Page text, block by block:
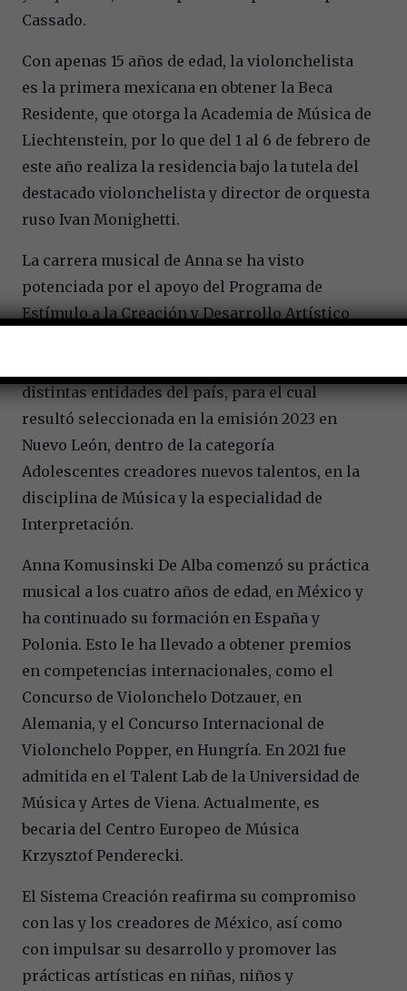
Cassado.
Con apenas 15 años de edad, la violonchelista
es la primera mexicana en obtener la Beca
Residente, que otorga la Academia de Música de
Liechtenstein, por lo que del 1 al 6 de febrero de
este año realiza la residencia bajo la tutela del
destacado violonchelista y director de orquesta
ruso Ivan Monighetti.
La carrera musical de Anna se ha visto
potenciada por el apoyo del Programa de
Estímulo a la Creación y Desarrollo Artístico
distintas entidades del país, para el cual
resultó seleccionada en la emisión 2023 en
Nuevo León, dentro de la categoría
Adolescentes creadores nuevos talentos, en la
disciplina de Música y la especialidad de
Interpretación.
Anna Komusinski De Alba comenzó su práctica
musical a los cuatro años de edad, en México y
ha continuado su formación en España y
Polonia. Esto le ha llevado a obtener premios
en competencias internacionales, como el
Concurso de Violonchelo Dotzauer, en
Alemania, y el Concurso Internacional de
Violonchelo Popper, en Hungría. En 2021 fue
admitida en el Talent Lab de la Universidad de
Música y Artes de Viena. Actualmente, es
becaria del Centro Europeo de Música
Krzysztof Penderecki.
El Sistema Creación reafirma su compromiso
con las y los creadores de México, así como
con impulsar su desarrollo y promover las
prácticas artísticas en niñas, niños y